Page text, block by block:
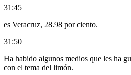
31:45
es Veracruz, 28.98 por ciento.
31:50
Ha habido algunos medios que les ha
con el tema del limón.